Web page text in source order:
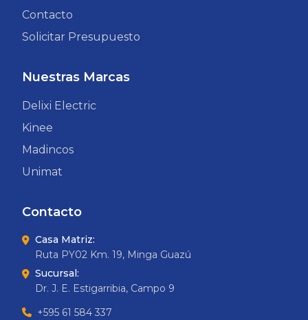
Contacto
Solicitar Presupuesto
Nuestras Marcas
Delixi Electric
Kinee
Madincos
Unimat
Contacto
Casa Matriz:
Ruta PY02 Km. 19, Minga Guazú
Sucursal:
Dr. J. E. Estigarribia, Campo 9
+595 61 584 337